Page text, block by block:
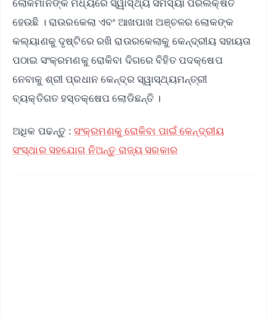
ଲୋକମାନଙ୍କ ମଧ୍ୟରେ ସ୍ୱାସ୍ଥ୍ୟ ସମସ୍ୟା ପରିଲକ୍ଷିତ
ହେଉଛି । ରାଉରକେଲା ଏବଂ ଆଖପାଖ ଅଞ୍ଚଳର ଲୋକଙ୍କ
କଲ୍ୟାଣକୁ ଦୃଷ୍ଟିରେ ରଖି ରାଉରକେଲାକୁ କେନ୍ଦ୍ରୀୟ ସହାୟତା
ପଠାଇ ସଂକ୍ରମଣକୁ ରୋକିବା ଦିଗରେ ବିହିତ ପଦକ୍ଷେପ
ନେବାକୁ ଶ୍ରୀ ପ୍ରଧାନ କେନ୍ଦ୍ର ସ୍ୱାସ୍ଥ୍ୟମନ୍ତ୍ରୀ
ବ୍ୟକ୍ତିଗତ ହସ୍ତକ୍ଷେପ ଲୋଡିଛନ୍ତି ।
ଅଧିକ ପଢନ୍ତୁ : ସଂକ୍ରମଣକୁ ରୋକିବା ପାଇଁ କେନ୍ଦ୍ରୀୟ
ସଂସ୍ଥାର ସହଯୋଗ ନିଅନ୍ତୁ ରାଜ୍ୟ ସରକାର